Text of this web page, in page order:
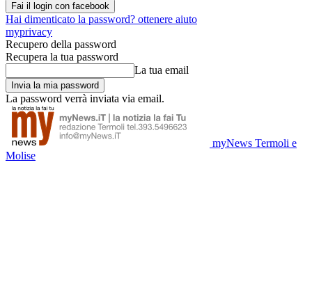
Fai il login con facebook
Hai dimenticato la password? ottenere aiuto
myprivacy
Recupero della password
Recupera la tua password
La tua email
La password verrà inviata via email.
myNews Termoli e
Molise